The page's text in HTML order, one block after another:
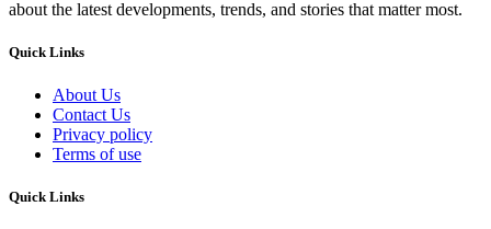
about the latest developments, trends, and stories that matter most.
Quick Links
About Us
Contact Us
Privacy policy
Terms of use
Quick Links